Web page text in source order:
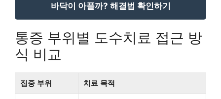
바닥이 아플까? 해결법 확인하기
통증 부위별 도수치료 접근 방
식 비교
집중 부위 치료 목적